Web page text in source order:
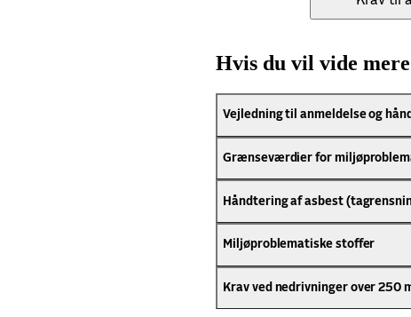
Hvis du vil vide mere
Vejledning til anmeldelse og
Grænseværdier for
Håndtering af asbest
Miljøproblematiske stoffer
Krav ved nedrivninger over 250